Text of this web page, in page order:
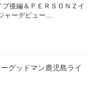
後編＆ＰＥＲＳＯＮＺイ
ャーデビュー…
グッドマン鹿児島ライ